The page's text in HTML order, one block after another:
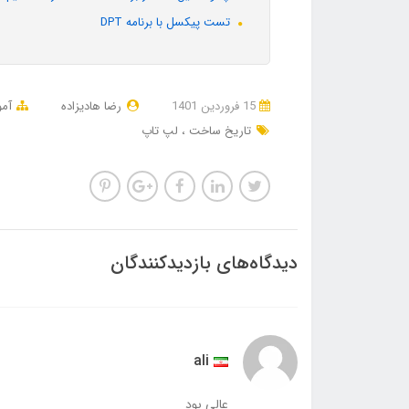
تست پیکسل با برنامه DPT
رضا هادیزاده
تاریخ ساخت
لپ تاپ
دیدگاه‌های بازدیدکنندگان
ali
عالی بود